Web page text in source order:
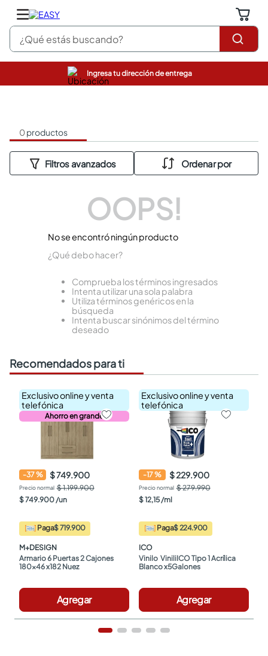
¿Qué estás buscando?
Ingresa tu dirección de entrega
0productos
OOPS!
No se encontró ningún producto
¿Qué debo hacer?
Comprueba los términos ingresados
Intenta utilizar una sola palabra
Utiliza términos genéricos en la
búsqueda
Intenta buscar sinónimos del término
deseado
Recomendados para ti
Exclusivo online y venta
telefónica
Ahorro en grande
-37% $ 749.900
$ 1.199.900
$749.900 /un
Paga$ 719.900
M+DESIGN
Armario 6 Puertas 2 Cajones
180x46 x182 Nuez
Agregar
Exclusivo online y venta
telefónica
-17% $ 229.900
$ 279.990
$12,15 /ml
Paga$ 224.900
ICO
Vinilo  ViniliICO Tipo 1 Acrílica
Blanco x5Galones
Agregar
pinturas
comedor
escritorio